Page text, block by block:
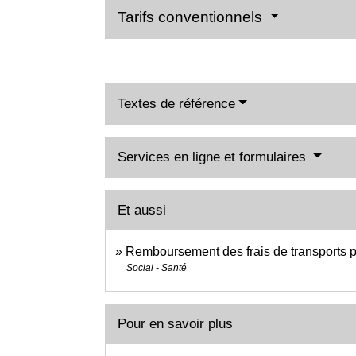
Tarifs conventionnels
Textes de référence
Services en ligne et formulaires
Et aussi
Remboursement des frais de transports
Social - Santé
Pour en savoir plus